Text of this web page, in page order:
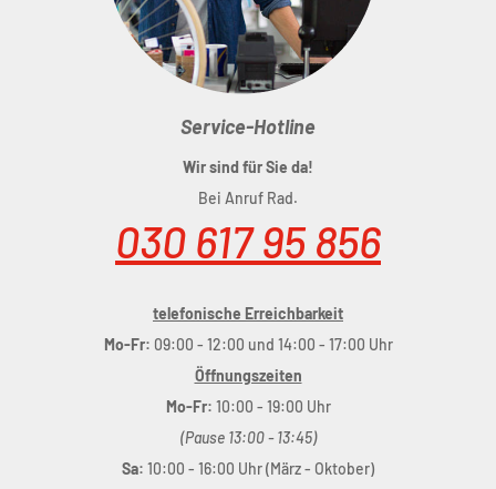
Service-Hotline
Wir sind für Sie da!
Bei Anruf Rad.
030 617 95 856
telefonische Erreichbarkeit
Mo-Fr: 09:00 - 12:00 und 14:00 - 17:00 Uhr
Öffnungszeiten
Mo-Fr: 10:00 - 19:00 Uhr
(Pause 13:00 - 13:45)
Sa: 10:00 - 16:00 Uhr (März - Oktober)